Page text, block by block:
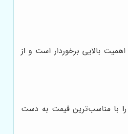
بالایی برخوردار است و از
را با مناسب‌ترین قیمت به دست